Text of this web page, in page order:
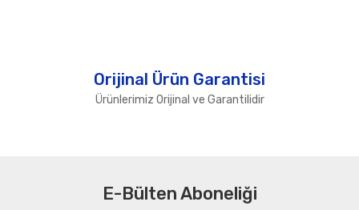
Orijinal Ürün Garantisi
Ürünlerimiz Orijinal ve Garantilidir
E-Bülten Aboneliği